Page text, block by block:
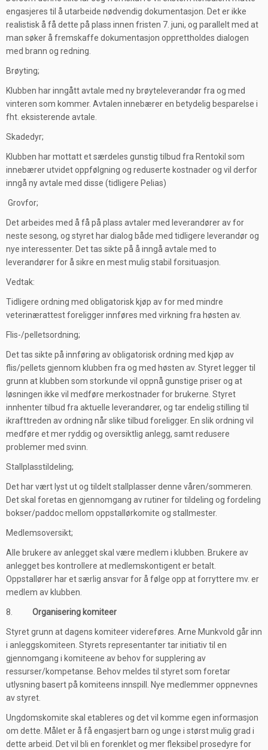
engasjeres til å utarbeide nødvendig dokumentasjon. Det er ikke
realistisk å få dette på plass innen fristen 7. juni, og parallelt med at
man søker å fremskaffe dokumentasjon opprettholdes dialogen
med brann og redning.
Brøyting;
Klubben har inngått avtale med ny brøyteleverandør fra og med
vinteren som kommer. Avtalen innebærer en betydelig besparelse i
fht. eksisterende avtale.
Skadedyr;
Klubben har mottatt et særdeles gunstig tilbud fra Rentokil som
innebærer utvidet oppfølgning og reduserte kostnader og vil derfor
inngå ny avtale med disse (tidligere Pelias)
Grovfor;
Det arbeides med å få på plass avtaler med leverandører av for
neste sesong, og styret har dialog både med tidligere leverandør og
nye interessenter. Det tas sikte på å inngå avtale med to
leverandører for å sikre en mest mulig stabil forsituasjon.
Vedtak:
Tidligere ordning med obligatorisk kjøp av for med mindre
veterinærattest foreligger innføres med virkning fra høsten av.
Flis-/pelletsordning;
Det tas sikte på innføring av obligatorisk ordning med kjøp av
flis/pellets gjennom klubben fra og med høsten av. Styret legger til
grunn at klubben som storkunde vil oppnå gunstige priser og at
løsningen ikke vil medføre merkostnader for brukerne. Styret
innhenter tilbud fra aktuelle leverandører, og tar endelig stilling til
ikrafttreden av ordning når slike tilbud foreligger. En slik ordning vil
medføre et mer ryddig og oversiktlig anlegg, samt redusere
problemer med svinn.
Stallplasstildeling;
Det har vært lyst ut og tildelt stallplasser denne våren/sommeren.
Det skal foretas en gjennomgang av rutiner for tildeling og fordeling
bokser/paddoc mellom oppstallørkomite og stallmester.
Medlemsoversikt;
Alle brukere av anlegget skal være medlem i klubben. Brukere av
anlegget bes kontrollere at medlemskontigent er betalt.
Oppstallører har et særlig ansvar for å følge opp at forryttere mv. er
medlem av klubben.
8. Organisering komiteer
Styret grunn at dagens komiteer videreføres. Arne Munkvold går inn
i anleggskomiteen. Styrets representanter tar initiativ til en
gjennomgang i komiteene av behov for supplering av
ressurser/kompetanse. Behov meldes til styret som foretar
utlysning basert på komiteens innspill. Nye medlemmer oppnevnes
av styret.
Ungdomskomite skal etableres og det vil komme egen informasjon
om dette. Målet er å få engasjert barn og unge i størst mulig grad i
dette arbeid. Det vil bli en forenklet og mer fleksibel prosedyre for